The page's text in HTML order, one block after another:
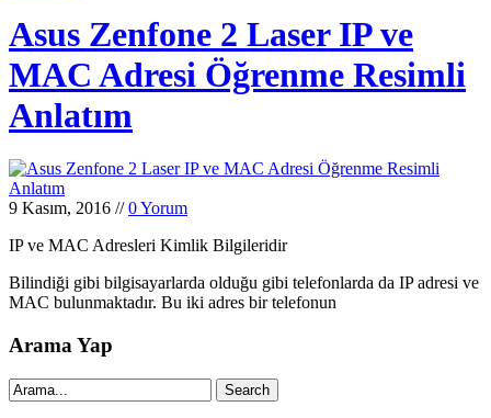
Asus Zenfone 2 Laser IP ve
MAC Adresi Öğrenme Resimli
Anlatım
9 Kasım, 2016 //0 Yorum
IP ve MAC Adresleri Kimlik Bilgileridir
Bilindiği gibi bilgisayarlarda olduğu gibi telefonlarda da IP adresi ve
MAC bulunmaktadır. Bu iki adres bir telefonun
Arama Yap